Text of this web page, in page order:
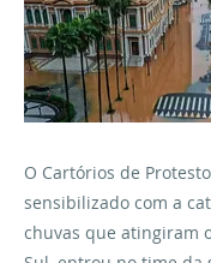
O Cartórios de
sensibilizado com a
chuvas que atingiram